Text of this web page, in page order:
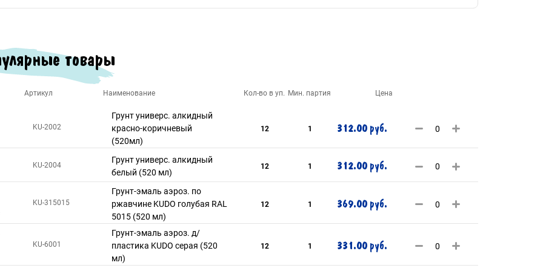
товары
Артикул Наименование Кол-во в уп. Мин. партия Цена
KU-2002
Грунт универс. алкидный
красно-коричневый
(520мл)
12 1 312.00 руб.
KU-2004
Грунт универс. алкидный
белый (520 мл)
12 1 312.00 руб.
KU-315015
Грунт-эмаль аэроз. по
ржавчине KUDO голубая RAL
5015 (520 мл)
12 1 369.00 руб.
KU-6001
Грунт-эмаль аэроз. д/
пластика KUDO серая (520
мл)
12 1 331.00 руб.